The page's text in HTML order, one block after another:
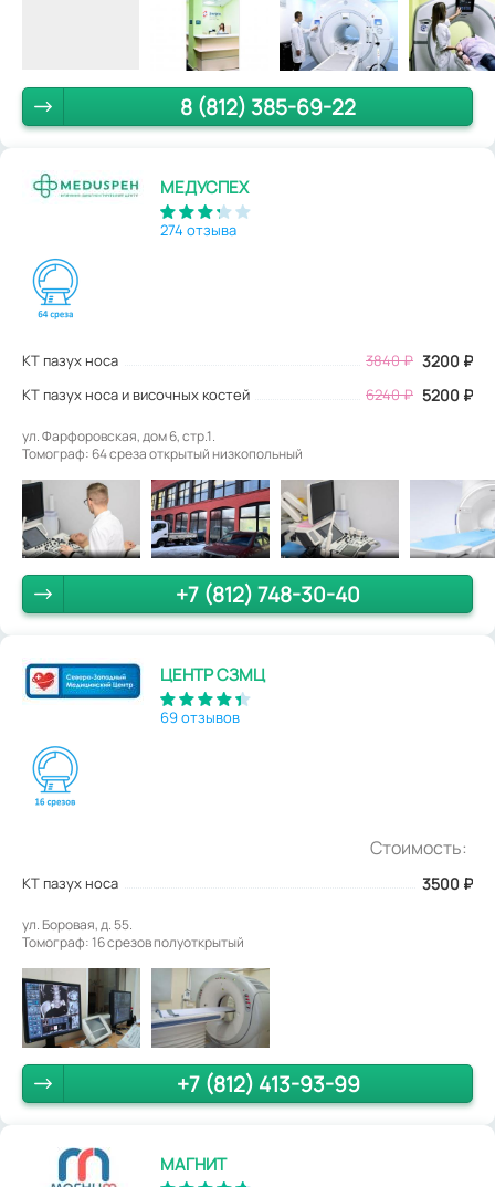
8 (812) 385-69-22
МЕДУСПЕХ
274 отзыва
КТ пазух носа 3840₽ 3200 ₽
КТ пазух носа и височных костей 6240 ₽ 5200 ₽
ул. Фарфоровская, дом 6, стр.1.
Томограф: 64 среза открытый низкопольный
+7 (812) 748-30-40
ЦЕНТР СЗМЦ
69 отзывов
Стоимость:
КТ пазух носа 3500 ₽
ул. Боровая, д. 55.
Томограф: 16 срезов полуоткрытый
+7 (812) 413-93-99
МАГНИТ